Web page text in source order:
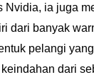
Nvidia, ia juga
dari banyak
pelangi
dari